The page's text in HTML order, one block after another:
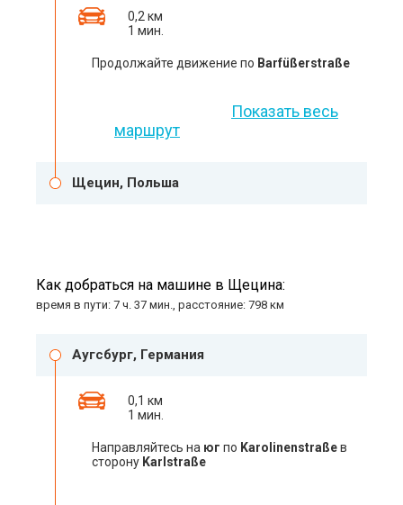
0,2 км
1 мин.
Продолжайте движение по Barfüßerstraße
Показать весь
маршрут
Щецин, Польша
Как добраться на машине в Щецина:
время в пути: 7 ч. 37 мин., расстояние: 798 км
Аугсбург, Германия
0,1 км
1 мин.
Направляйтесь на юг по Karolinenstraßeв
сторону Karlstraße